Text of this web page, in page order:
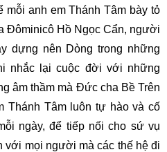
mỗi anh em Thánh Tâm bày tỏ
Đôminicô Hồ Ngọc Cẩn, người
dựng nên Dòng trong những
nhắc lại cuộc đời với những
âm thầm mà Đức cha Bề Trên
Thánh Tâm luôn tự hào và cố
ngày, để tiếp nối cho sứ vụ
với mọi người mà các thế hệ đi